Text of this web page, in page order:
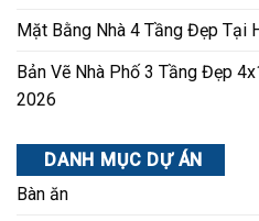
Mặt Bằng Nhà 4 Tầng Đẹp Tại
Bản Vẽ Nhà Phố 3 Tầng Đẹp
2026
DANH MỤC DỰ ÁN
Bàn ăn